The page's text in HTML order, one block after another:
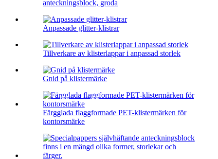
anteckningsblock, groda
Anpassade glitter-klistrar
Tillverkare av klisterlappar i anpassad storlek
Gnid på klistermärke
Färgglada flaggformade PET-klistermärken för
kontorsmärke